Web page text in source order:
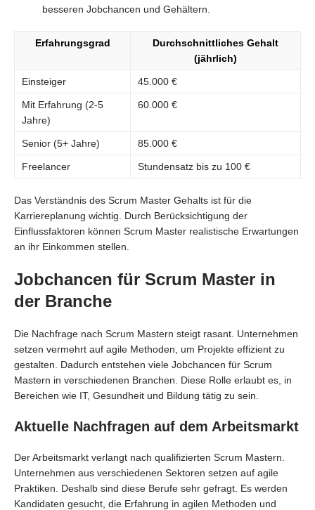
besseren Jobchancen und Gehältern.
Erfahrungsgrad
Durchschnittliches Gehalt
(jährlich)
Einsteiger 45.000 €
Mit Erfahrung (2-5
Jahre)
60.000 €
Senior (5+ Jahre) 85.000 €
Freelancer Stundensatz bis zu 100 €
Das Verständnis des Scrum Master Gehalts ist für die
Karriereplanung wichtig. Durch Berücksichtigung der
Einflussfaktoren können Scrum Master realistische Erwartungen
an ihr Einkommen stellen.
Jobchancen für Scrum Master in
der Branche
Die Nachfrage nach Scrum Mastern steigt rasant. Unternehmen
setzen vermehrt auf agile Methoden, um Projekte effizient zu
gestalten. Dadurch entstehen viele Jobchancen für Scrum
Mastern in verschiedenen Branchen. Diese Rolle erlaubt es, in
Bereichen wie IT, Gesundheit und Bildung tätig zu sein.
Aktuelle Nachfragen auf dem Arbeitsmarkt
Der Arbeitsmarkt verlangt nach qualifizierten Scrum Mastern.
Unternehmen aus verschiedenen Sektoren setzen auf agile
Praktiken. Deshalb sind diese Berufe sehr gefragt. Es werden
Kandidaten gesucht, die Erfahrung in agilen Methoden und